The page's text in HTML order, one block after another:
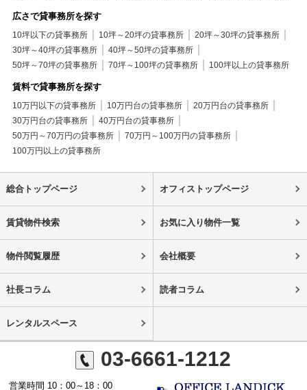
広さで貸事務所を探す
10坪以下の貸事務所 10坪～20坪の貸事務所
20坪～30坪の貸事務所
30坪～40坪の貸事務所
40坪～50坪の貸事務所
50坪～70坪の貸事務所
70坪～100坪の貸事務所 100坪以上の貸事務所
賃料で貸事務所を探す
10万円以下の貸事務所 10万円台の貸事務所
20万円台の貸事務所
30万円台の貸事務所
40万円台の貸事務所
50万円～70万円の貸事務所
70万円～100万円の貸事務所
100万円以上の貸事務所
総合トップページ オフィストップページ
賃貸物件検索 お気に入り物件一覧
物件閲覧履歴 会社概要
社長コラム 読者コラム
レンタルスペース
03-6661-1212
営業時間 10：00～18：00